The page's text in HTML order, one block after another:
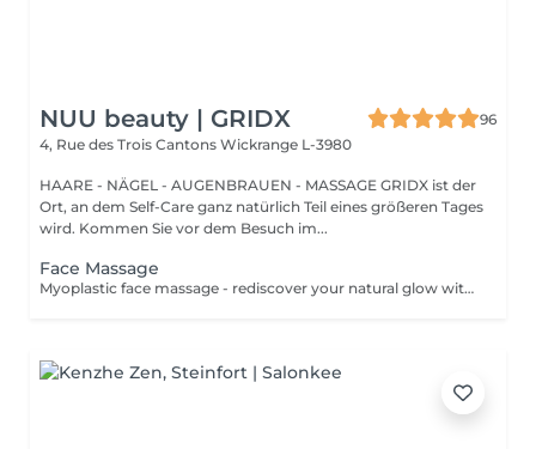
NUU beauty | GRIDX
96
4, Rue des Trois Cantons Wickrange L-3980
HAARE - NÄGEL - AUGENBRAUEN - MASSAGE GRIDX ist der
Ort, an dem Self-Care ganz natürlich Teil eines größeren Tages
wird. Kommen Sie vor dem Besuch im...
Face Massage
Myoplastic face massage - rediscover your natural glow with the deeply rejuvenating myoplastic face massage. This unique technique works not only on the surface of your skin but also on the deeper layers of muscles and fascia. Through precise, sculpting movements, it releases tension, improves circulation, and restores elasticity. The result? A lifted, defined, and radiant look that feels as refreshing as it appears. Every session is like a reset for your face leaving you looking youthful, relaxed, and glowing with vitality. Buccal face massage - is one of the most exclusive beauty treatments loved by celebrities worldwide. Performed both outside and inside the mouth, it targets the deepest facial muscles that are rarely activated. This powerful technique relieves jaw tension, sculpts cheekbones, plumps lips naturally, and improves lymphatic drainage. The result is a beautifully contoured, youthful face with a radiant, healthy glow. After just one session, you'll feel lighter, fresher, and more confident. This is an experience that goes beyond beauty, reaching harmony and balance.